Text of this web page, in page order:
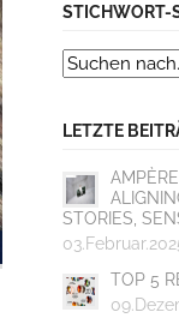
STICHWORT-
LETZTE
STORIES,
TOP 5